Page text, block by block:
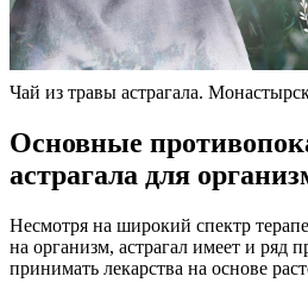
Чай из травы астрагала.
Основные
астрагала для
Несмотря на широкий спектр
на организм, астрагал имеет и ряд
принимать лекарства на основе